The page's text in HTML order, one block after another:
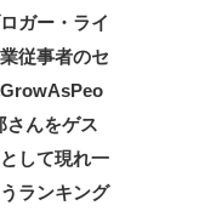
ガー・ライ
従事者のセ
さんをゲス
して現れ一
ランキング